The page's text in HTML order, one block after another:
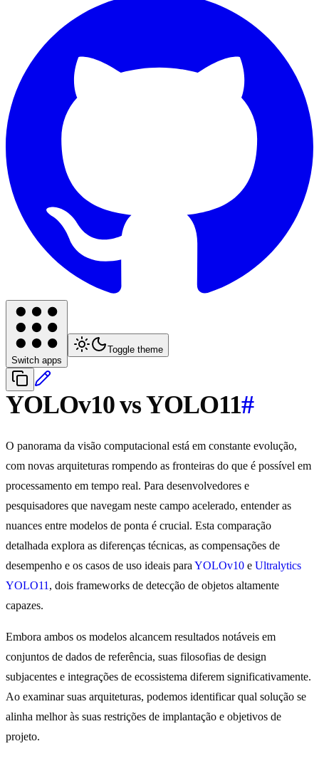
Switch apps
Toggle theme
YOLOv10 vs YOLO11#
O panorama da visão computacional está em constante evolução,
com novas arquiteturas rompendo as fronteiras do que é possível em
processamento em tempo real. Para desenvolvedores e
pesquisadores que navegam neste campo acelerado, entender as
nuances entre modelos de ponta é crucial. Esta comparação
detalhada explora as diferenças técnicas, as compensações de
desempenho e os casos de uso ideais para YOLOv10 e Ultralytics
YOLO11 , dois frameworks de detecção de objetos altamente
capazes.
Embora ambos os modelos alcancem resultados notáveis em
conjuntos de dados de referência, suas filosofias de design
subjacentes e integrações de ecossistema diferem significativamente.
Ao examinar suas arquiteturas, podemos identificar qual solução se
alinha melhor às suas restrições de implantação e objetivos de
projeto.